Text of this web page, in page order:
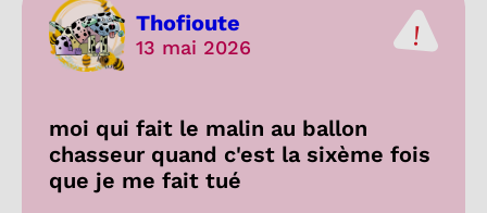
Thofioute
13 mai 2026
moi qui fait le malin au ballon
chasseur quand c'est la sixème fois
que je me fait tué